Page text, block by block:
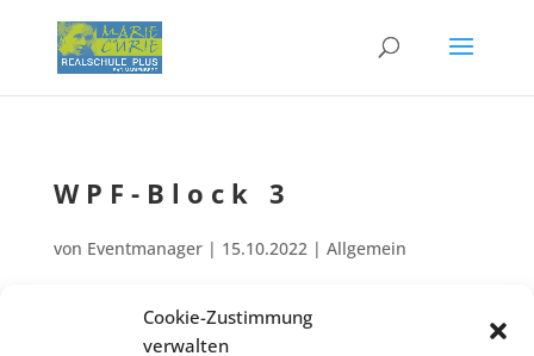
Cookie-Zustimmung
verwalten
WPF-Block 3
von Eventmanager| 15.10.2022| Allgemein
Wechsel im Wahlpflicht­fach Kl.6: Beginn des 3. Blocks im Turnus der